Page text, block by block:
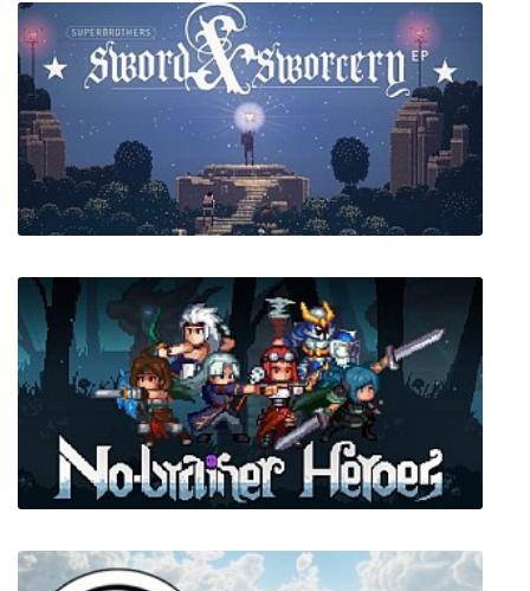
Age of Empires IV
Superbrothers: Sword & Sworcery EP